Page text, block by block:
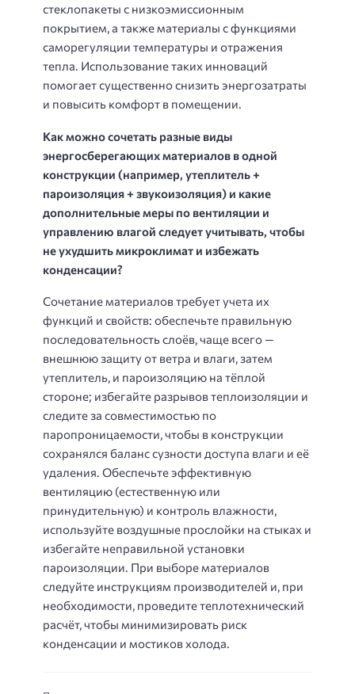
стеклопакеты с низкоэмиссионным
покрытием, а также материалы с функциями
саморегуляции температуры и отражения
тепла. Использование таких инноваций
помогает существенно снизить энергозатраты
и повысить комфорт в помещении.
Как можно сочетать разные виды
энергосберегающих материалов в одной
конструкции (например, утеплитель +
пароизоляция + звукоизоляция) и какие
дополнительные меры по вентиляции и
управлению влагой следует учитывать, чтобы
не ухудшить микроклимат и избежать
конденсации?
Сочетание материалов требует учета их
функций и свойств: обеспечьте правильную
последовательность слоёв, чаще всего —
внешнюю защиту от ветра и влаги, затем
утеплитель, и пароизоляцию на тёплой
стороне; избегайте разрывов теплоизоляции и
следите за совместимостью по
паропроницаемости, чтобы в конструкции
сохранялся баланс сузности доступа влаги и её
удаления. Обеспечьте эффективную
вентиляцию (естественную или
принудительную) и контроль влажности,
используйте воздушные прослойки на стыках и
избегайте неправильной установки
пароизоляции. При выборе материалов
следуйте инструкциям производителей и, при
необходимости, проведите теплотехнический
расчёт, чтобы минимизировать риск
конденсации и мостиков холода.